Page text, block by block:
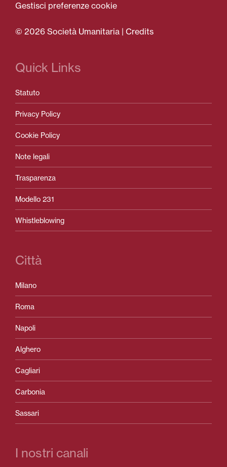
Gestisci preferenze cookie
© 2026 Società Umanitaria | Credits
Quick Links
Statuto
Privacy Policy
Cookie Policy
Note legali
Trasparenza
Modello 231
Whistleblowing
Città
Milano
Roma
Napoli
Alghero
Cagliari
Carbonia
Sassari
I nostri canali